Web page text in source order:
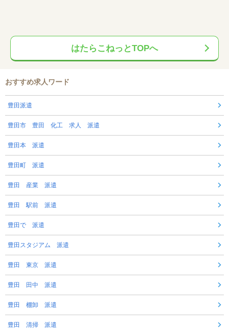
はたらこねっとTOPへ
おすすめ求人ワード
豊田派遣
豊田市 豊田 化工 求人 派遣
豊田本 派遣
豊田町 派遣
豊田 産業 派遣
豊田 駅前 派遣
豊田で 派遣
豊田スタジアム 派遣
豊田 東京 派遣
豊田 田中 派遣
豊田 棚卸 派遣
豊田 清掃 派遣